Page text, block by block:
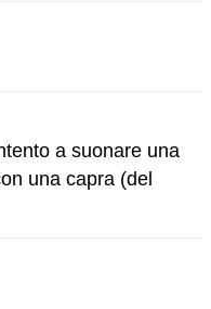
a suonare una
una capra (del